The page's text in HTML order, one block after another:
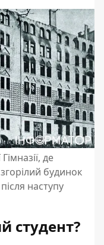
де
будинок
наступу
студент?